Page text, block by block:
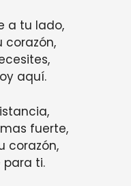
a tu lado,
corazón,
aquí.
fuerte,
corazón,
para ti.